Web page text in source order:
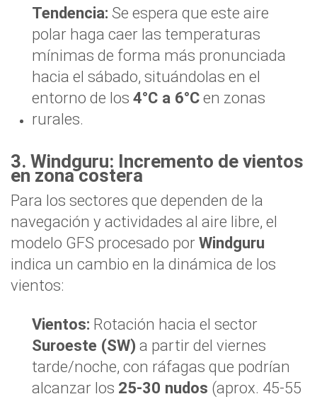
Tendencia: Se espera que este aire
polar haga caer las temperaturas
mínimas de forma más pronunciada
hacia el sábado, situándolas en el
entorno de los 4°C a 6°Cen zonas
rurales.
3. Windguru: Incremento de vientos
en zona costera
Para los sectores que dependen de la
navegación y actividades al aire libre, el
modelo GFS procesado porWindguru
indica un cambio en la dinámica de los
vientos:
Vientos: Rotación hacia el sector
Suroeste (SW) a partir del viernes
tarde/noche, con ráfagas que podrían
alcanzar los 25-30 nudos (aprox. 45-55